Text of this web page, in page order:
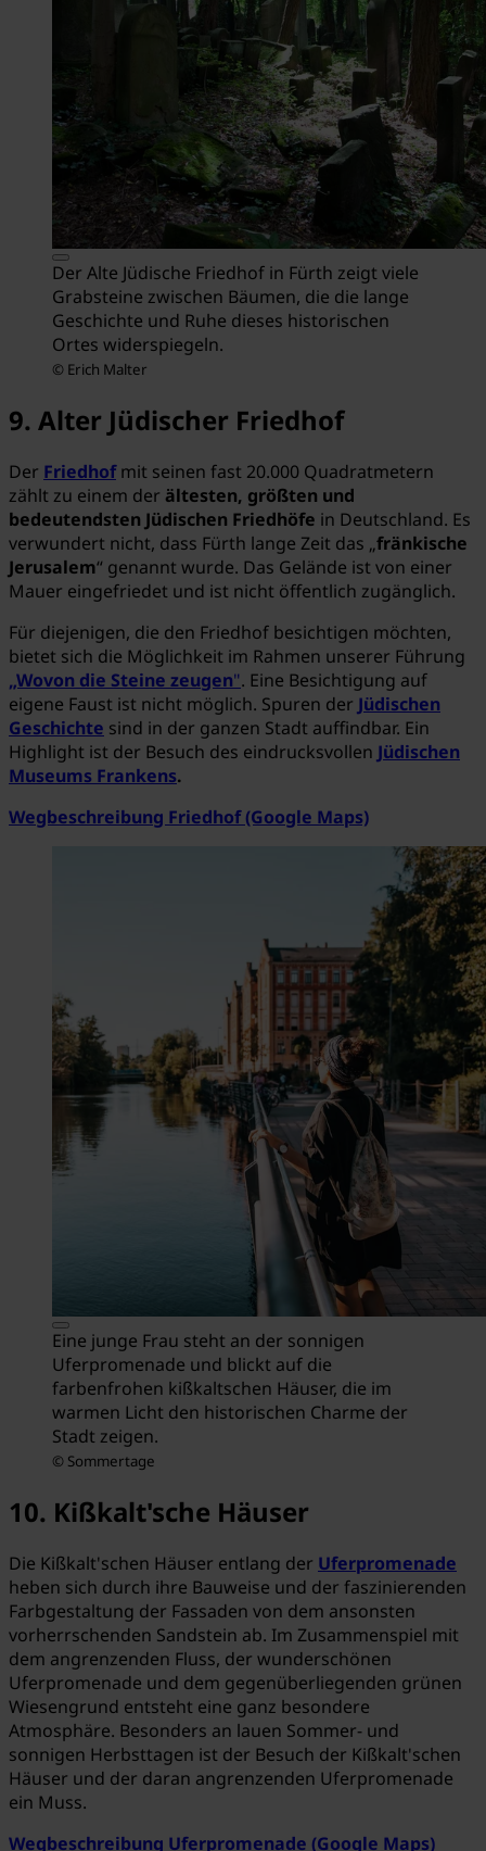
Der Alte Jüdische Friedhof in Fürth zeigt viele
Grabsteine zwischen Bäumen, die die lange
Geschichte und Ruhe dieses historischen
Ortes widerspiegeln.
© Erich Malter
9. Alter Jüdischer Friedhof
Der Friedhofmit seinen fast 20.000 Quadratmetern
zählt zu einem der ältesten, größten und
bedeutendsten Jüdischen Friedhöfe in Deutschland. Es
verwundert nicht, dass Fürth lange Zeit das „fränkische
Jerusalem“ genannt wurde. Das Gelände ist von einer
Mauer eingefriedet und ist nicht öffentlich zugänglich.
Für diejenigen, die den Friedhof besichtigen möchten,
bietet sich die Möglichkeit im Rahmen unserer Führung
„Wovon die Steine zeugen". Eine Besichtigung auf
eigene Faust ist nicht möglich. Spuren der Jüdischen
Geschichte sind in der ganzen Stadt auffindbar. Ein
Highlight ist der Besuch des eindrucksvollen Jüdischen
Museums Frankens.
Wegbeschreibung Friedhof (Google Maps)
Eine junge Frau steht an der sonnigen
Uferpromenade und blickt auf die
farbenfrohen kißkaltschen Häuser, die im
warmen Licht den historischen Charme der
Stadt zeigen.
© Sommertage
10. Kißkalt'sche Häuser
Die Kißkalt'schen Häuser entlang der Uferpromenade
heben sich durch ihre Bauweise und der faszinierenden
Farbgestaltung der Fassaden von dem ansonsten
vorherrschenden Sandstein ab. Im Zusammenspiel mit
dem angrenzenden Fluss, der wunderschönen
Uferpromenade und dem gegenüberliegenden grünen
Wiesengrund entsteht eine ganz besondere
Atmosphäre. Besonders an lauen Sommer- und
sonnigen Herbsttagen ist der Besuch der Kißkalt'schen
Häuser und der daran angrenzenden Uferpromenade
ein Muss.
Wegbeschreibung Uferpromenade (Google Maps)